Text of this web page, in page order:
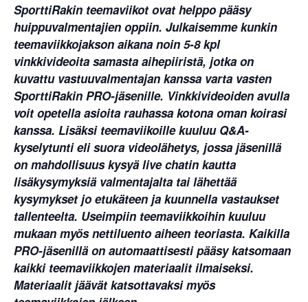
SporttiRakin teemaviikot ovat helppo pääsy
huippuvalmentajien oppiin. Julkaisemme kunkin
teemaviikkojakson aikana noin 5-8 kpl
vinkkivideoita samasta aihepiiristä, jotka on
kuvattu vastuuvalmentajan kanssa varta vasten
SporttiRakin PRO-jäsenille. Vinkkivideoiden avulla
voit opetella asioita rauhassa kotona oman koirasi
kanssa. Lisäksi teemaviikoille kuuluu Q&A-
kyselytunti eli suora videolähetys, jossa jäsenillä
on mahdollisuus kysyä live chatin kautta
lisäkysymyksiä valmentajalta tai lähettää
kysymykset jo etukäteen ja kuunnella vastaukset
tallenteelta. Useimpiin teemaviikkoihin kuuluu
mukaan myös nettiluento aiheen teoriasta. Kaikilla
PRO-jäsenillä on automaattisesti pääsy katsomaan
kaikki teemaviikkojen materiaalit ilmaiseksi.
Materiaalit jäävät katsottavaksi myös